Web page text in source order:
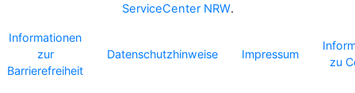
ServiceCenter NRW.
Informationen
zur
Barrierefreiheit
Datenschutzhinweise Impressum
zu